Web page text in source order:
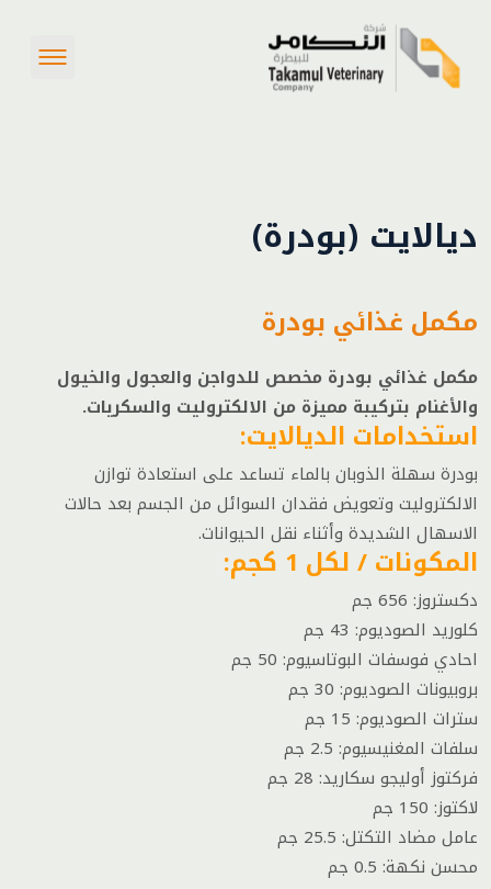
ديالايت (بودرة)
مكمل غذائي بودرة
مكمل غذائي بودرة مخصص للدواجن والعجول والخيول
والأغنام بتركيبة مميزة من الالكتروليت والسكريات.
استخدامات الديالايت:
بودرة سهلة الذوبان بالماء تساعد على استعادة توازن
الالكتروليت وتعويض فقدان السوائل من الجسم بعد حالات
الاسهال الشديدة وأثناء نقل الحيوانات.
المكونات / لكل 1 كجم:
دكستروز: 656 جم
كلوريد الصوديوم: 43 جم
احادي فوسفات البوتاسيوم: 50 جم
بروبيونات الصوديوم: 30 جم
سترات الصوديوم: 15 جم
سلفات المغنيسيوم: 2.5 جم
فركتوز أوليجو سكاريد: 28 جم
لاكتوز: 150 جم
عامل مضاد التكتل: 25.5 جم
محسن نكهة: 0.5 جم